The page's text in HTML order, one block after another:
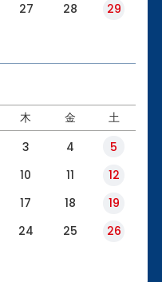
27 28
29
木 金 土
3 4
5
10 11
12
17 18
19
24 25
26